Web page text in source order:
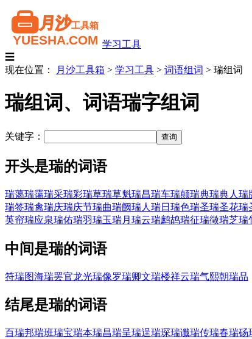
学习工具
☰
现在位置：
月沙工具箱 > 学习工具 > 词语组词 > 瑞组词
瑞组词、词语瑞字组词
关键字：
开头是瑞的词语
瑞蔼瑞霭瑞采瑞彩瑞草瑞草魁瑞昌瑞车瑞颠瑞典瑞典人 瑞
瑞签瑞禽瑞庆瑞庆节瑞曲瑞阙瑞人 瑞日 瑞色瑞圣瑞圣花瑞
英帘瑞应泉瑞佑瑞羽瑞玉瑞月 瑞云瑞鹧鸪瑞征瑞徵瑞芝瑞
中间是瑞的词语
符瑞图海瑞罢官龙光瑞像罗瑞卿文瑞楼祥云瑞气熙朝瑞品
结尾是瑞的词语
百瑞邦瑞班瑞宝瑞本瑞昌瑞呈瑞逞瑞琛瑞谶瑞传瑞春瑞砀